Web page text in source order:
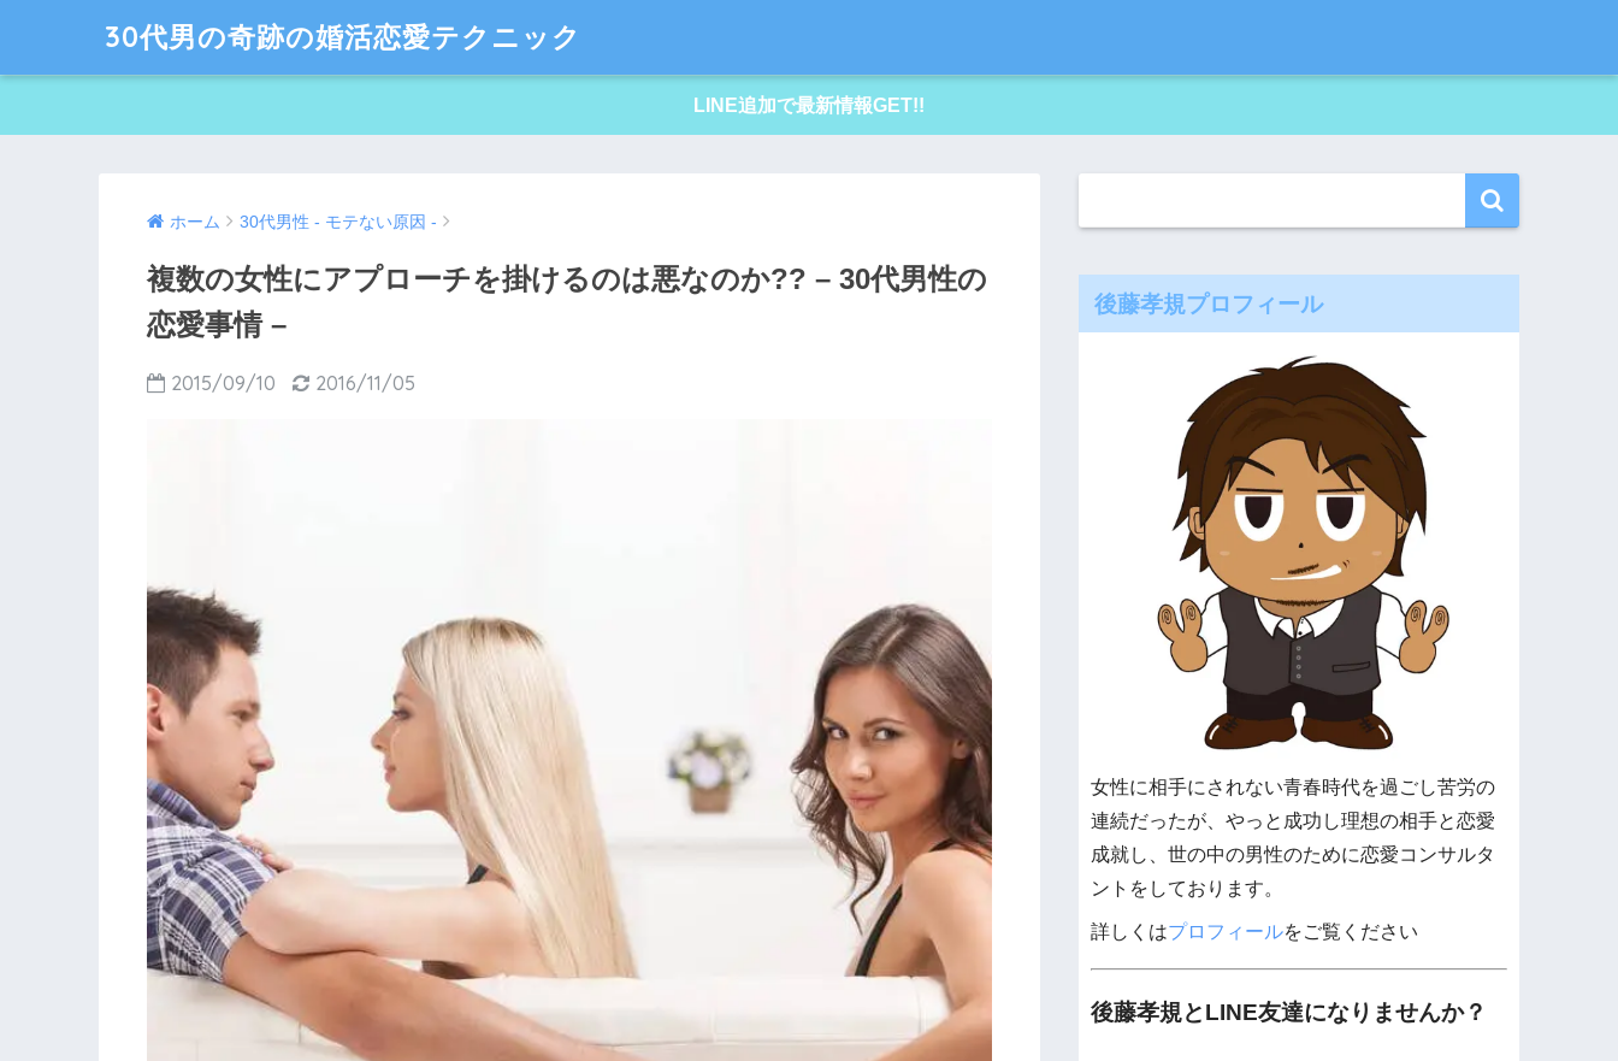
30代男の奇跡の婚活恋愛テクニック
LINE追加で最新情報GET!!
ホーム 30代男性 - モテない原因 -
複数の女性にアプローチを掛けるのは悪なのか?? – 30代男性の
恋愛事情 –
2015/09/10 2016/11/05
後藤孝規プロフィール
女性に相手にされない青春時代を過ごし苦労の
連続だったが、やっと成功し理想の相手と恋愛
成就し、世の中の男性のために恋愛コンサルタ
ントをしております。
詳しくはプロフィールをご覧ください
後藤孝規とLINE友達になりませんか？